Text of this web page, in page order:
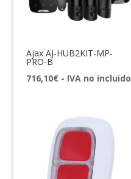
Ajax AJ-HUB2KIT-MP-
PRO-B
716,10€ - IVA no incluido